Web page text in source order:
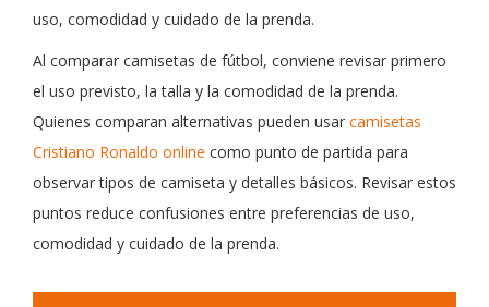
uso, comodidad y cuidado de la prenda.
Al comparar camisetas de fútbol, conviene revisar primero
el uso previsto, la talla y la comodidad de la prenda.
Quienes comparan alternativas pueden usar camisetas
Cristiano Ronaldo online como punto de partida para
observar tipos de camiseta y detalles básicos. Revisar estos
puntos reduce confusiones entre preferencias de uso,
comodidad y cuidado de la prenda.